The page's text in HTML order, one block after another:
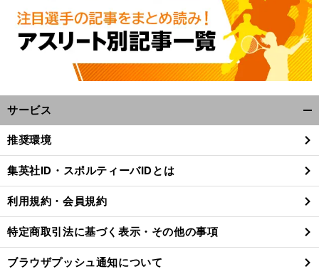
サービス
閉
る
推奨環境
集英社ID・スポルティーバIDとは
利用規約・会員規約
特定商取引法に基づく表示・その他の事項
ブラウザプッシュ通知について